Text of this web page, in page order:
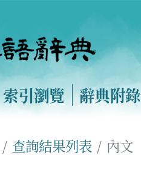
索引瀏覽 辭典附錄
查詢結果列表 內文